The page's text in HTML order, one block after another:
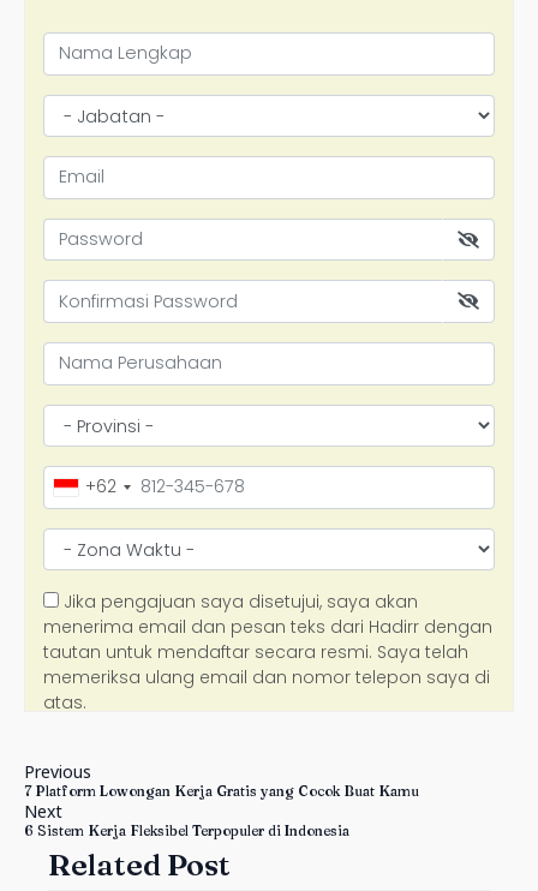
Previous
7 Platform Lowongan Kerja Gratis yang Cocok Buat Kamu
Next
6 Sistem Kerja Fleksibel Terpopuler di Indonesia
Related Post